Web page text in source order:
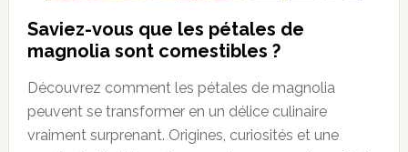
Saviez-vous que les pétales de
magnolia sont comestibles ?
Découvrez comment les pétales de magnolia
peuvent se transformer en un délice culinaire
vraiment surprenant. Origines, curiosités et une